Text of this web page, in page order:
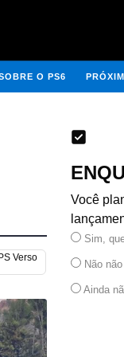
O PS6
Verso
Você
Sim,
Não
Ainda